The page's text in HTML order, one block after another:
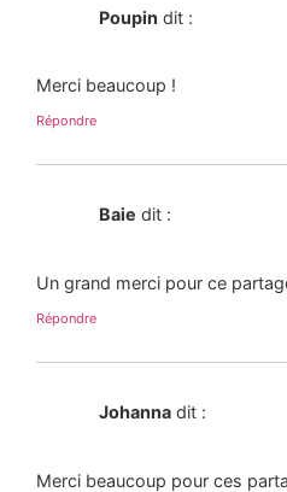
Poupin dit :
Merci beaucoup !
Répondre
Baie dit :
Un grand merci pour ce
Répondre
Johanna dit :
Merci beaucoup pour ces